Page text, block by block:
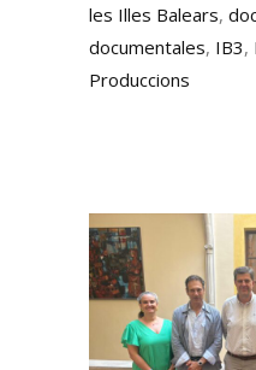
les Illes Balears,
documentales, IB3,
Produccions